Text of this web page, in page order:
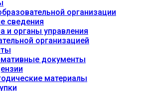
организации
сведения
и органы управления
организацией
документы
материалы